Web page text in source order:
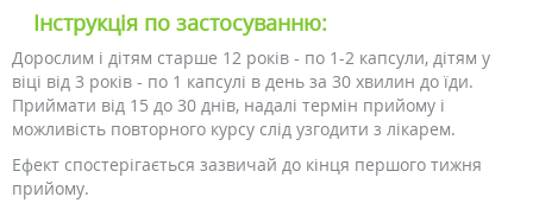
Інструкція по застосуванню:
Дорослим і дітям старше 12 років - по 1-2 капсули, дітям у
віці від 3 років - по 1 капсулі в день за 30 хвилин до їди.
Приймати від 15 до 30 днів, надалі термін прийому і
можливість повторного курсу слід узгодити з лікарем.
Ефект спостерігається зазвичай до кінця першого тижня
прийому.